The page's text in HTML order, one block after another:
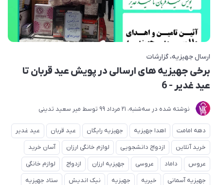
ارسال جهیزیه گزارشات
برخی جهیزیه های ارسالی در پویش عید قربان تا
عید غدیر - 6
نوشته شده در ﺳﻪشنبه، 21 مرداد 99 توسط میر سعید تدینی
دهه امامت اهدا جهیزیه جهیزیه رایگان عید قربان
عید غدیر
خرید آنلاین
ازدواج دانشجویی لوازم خانگی ارزان
آسان خرید
عروس
داماد عروسی جهیزیه ارزان ازدواج
لوازم خانگی
جهیزیه آسمانی
خیریه جهیزیه نیک اندیش ستاد جهیزیه